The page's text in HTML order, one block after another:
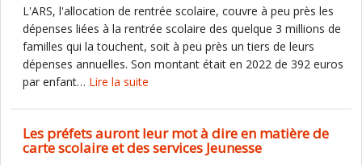
L'ARS, l'allocation de rentrée scolaire, couvre à peu près les
dépenses liées à la rentrée scolaire des quelque 3 millions de
familles qui la touchent, soit à peu près un tiers de leurs
dépenses annuelles. Son montant était en 2022 de 392 euros
par enfant… Lire la suite
Les préfets auront leur mot à dire en matière de
carte scolaire et des services Jeunesse